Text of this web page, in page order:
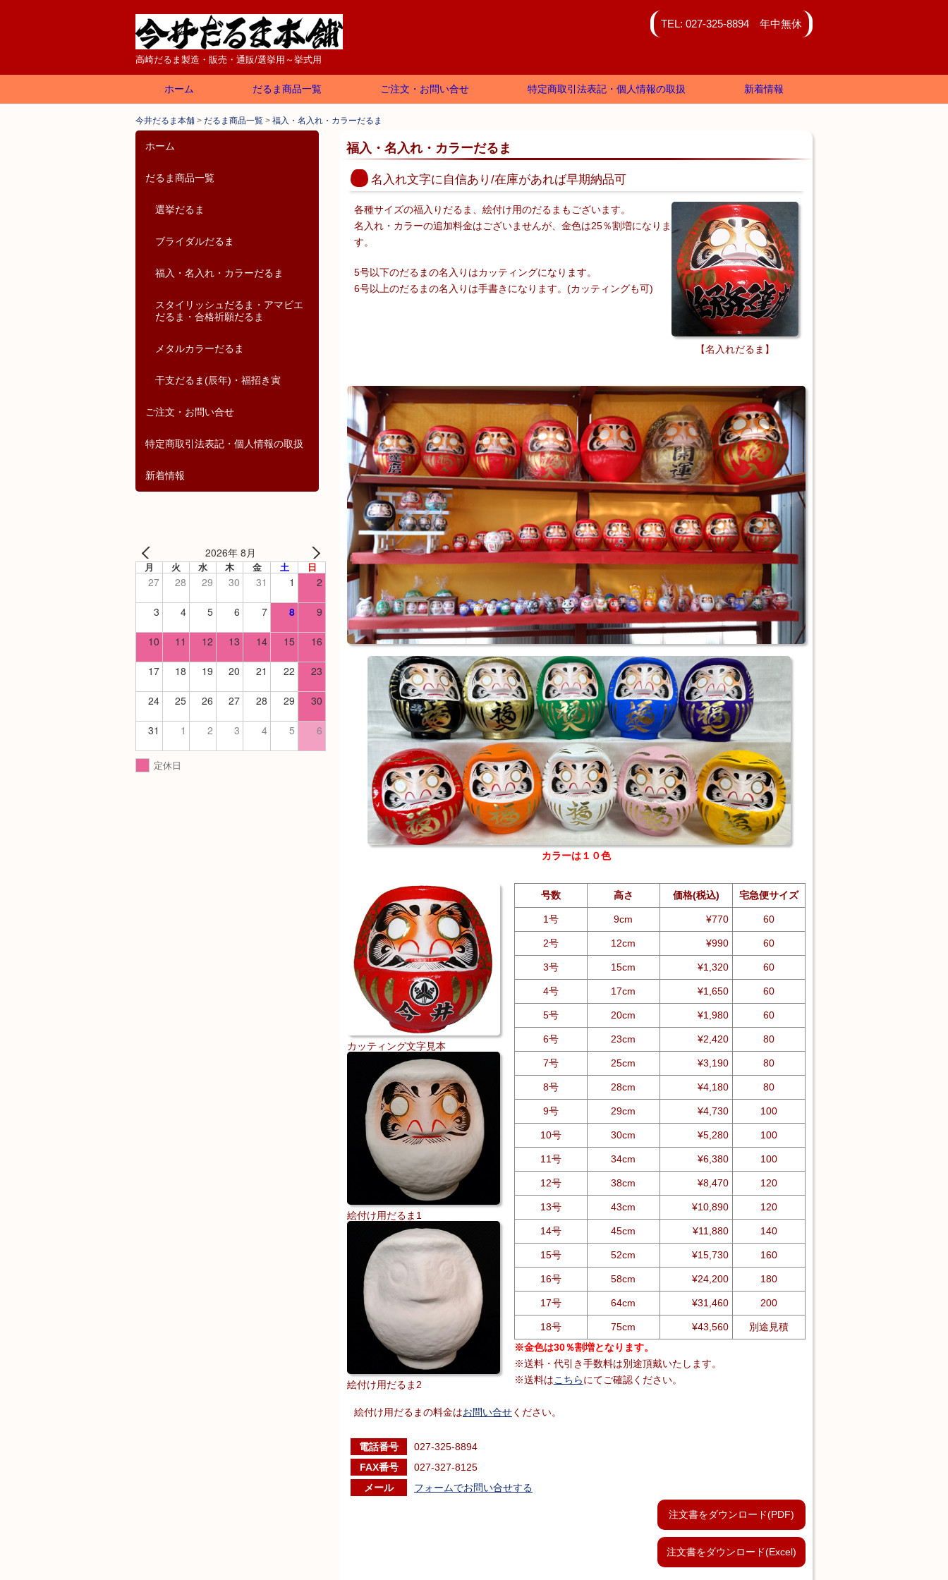
高崎だるま製造・販売・通販/選挙用～挙式用
TEL: 027-325-8894 年中無休
ン
ホーム だるま商品一覧 ご注文・お問い合せ 特定商取引法表記・個人情報の取扱 新着情報
今井だるま本舗 > だるま商品一覧 > 福入・名入れ・カラーだるま
福入・名入れ・カラーだるま
名入れ文字に自信あり/在庫があれば早期納品可
【名入れだるま】
各種サイズの福入りだるま、絵付け用のだるまもございます。
名入れ・カラーの追加料金はございませんが、金色は25％割増になりま
す。
5号以下のだるまの名入りはカッティングになります。
6号以上のだるまの名入りは手書きになります。(カッティングも可)
カラーは１０色
カッティング文字見本
絵付け用だるま1
絵付け用だるま2
号数 高さ 価格(税込) 宅急便サイズ
1号 9cm ¥770 60
2号 12cm ¥990 60
3号 15cm ¥1,320 60
4号 17cm ¥1,650 60
5号 20cm ¥1,980 60
6号 23cm ¥2,420 80
7号 25cm ¥3,190 80
8号 28cm ¥4,180 80
9号 29cm ¥4,730 100
10号 30cm ¥5,280 100
11号 34cm ¥6,380 100
12号 38cm ¥8,470 120
13号 43cm ¥10,890 120
14号 45cm ¥11,880 140
15号 52cm ¥15,730 160
16号 58cm ¥24,200 180
17号 64cm ¥31,460 200
18号 75cm ¥43,560
別途見積
※金色は30％割増となります。
※送料・代引き手数料は別途頂戴いたします。
※送料はこちらにてご確認ください。
絵付け用だるまの料金はお問い合せください。
電話番号
027-325-8894
FAX番号
027-327-8125
メール
フォームでお問い合せする
注文書をダウンロード(PDF)
注文書をダウンロード(Excel)
ホーム
だるま商品一覧
選挙だるま
ブライダルだるま
福入・名入れ・カラーだるま
スタイリッシュだるま・アマビエ
だるま・合格祈願だるま
メタルカラーだるま
干支だるま(辰年)・福招き寅
ご注文・お問い合せ
特定商取引法表記・個人情報の取扱
新着情報
2026年 8月
月 火 水 木 金 土 日
27 28 29 30 31 1 2
3 4 5 6 7 8 9
10 11 12 13 14 15 16
17 18 19 20 21 22 23
24 25 26 27 28 29 30
31 1 2 3 4 5 6
定休日